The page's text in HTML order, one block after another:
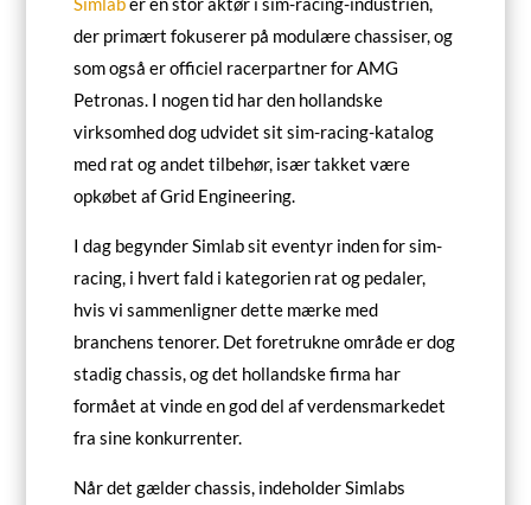
der primært fokuserer på modulære chassiser, og
som også er officiel racerpartner for AMG
Petronas. I nogen tid har den hollandske
virksomhed dog udvidet sit sim-racing-katalog
med rat og andet tilbehør, især takket være
opkøbet af Grid Engineering.
I dag begynder Simlab sit eventyr inden for sim-
racing, i hvert fald i kategorien rat og pedaler,
hvis vi sammenligner dette mærke med
branchens tenorer. Det foretrukne område er dog
stadig chassis, og det hollandske firma har
formået at vinde en god del af verdensmarkedet
fra sine konkurrenter.
Når det gælder chassis, indeholder Simlabs